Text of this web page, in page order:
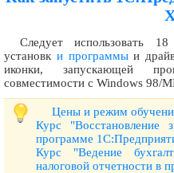
Следует использовать
установк и программыи
иконки, запускающей
совместимости с Windows 98/
Цены и режим
Курс "Восстановление
программе
Курс "Ведение
налоговой отчетности в